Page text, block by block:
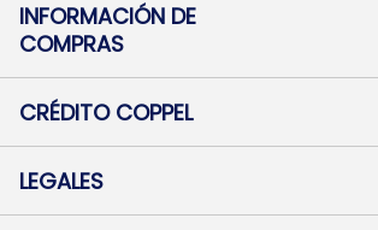
INFORMACIÓN DE
COMPRAS
Términos y condiciones
Botón de arrepentimiento
Mapa de sitio
CRÉDITO COPPEL
Solicitar Crédito
Medios de Pago
Pago Fácil Online
LEGALES